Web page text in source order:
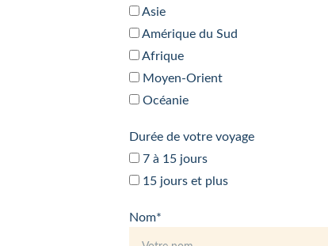
Asie
Amérique du Sud
Afrique
Moyen-Orient
Océanie
Durée de votre voyage
7 à 15 jours
15 jours et plus
Nom*